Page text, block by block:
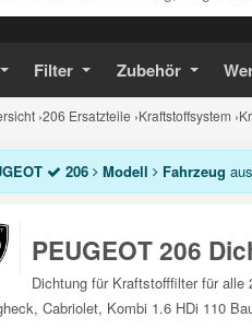
Filter Zubehör
›206 Ersatzteile ›Kraftstoffsystem ›
206 Modell Fahrzeug
PEUGEOT 206
Dichtung für Kraftstofffilter für
Cabriolet, Kombi 1.6 HDi 110